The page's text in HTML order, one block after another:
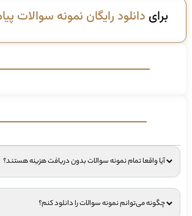
برای دانلود رایگان نمونه سوالات
آیا واقعا تمام نمونه سوالات بدون دریافت هزینه هستند؟
چگونه می‌توانم نمونه سوالات را دانلود کنم؟